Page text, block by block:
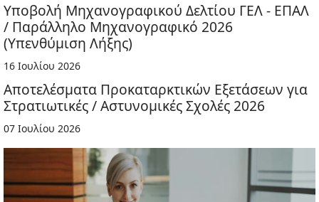
Υποβολή Μηχανογραφικού Δελτίου ΓΕΛ - ΕΠΑΛ
/ Παράλληλο Μηχανογραφικό 2026
(Υπενθύμιση Λήξης)
16 Ιουλίου 2026
Αποτελέσματα Προκαταρκτικών Εξετάσεων για
Στρατιωτικές / Αστυνομικές Σχολές 2026
07 Ιουλίου 2026